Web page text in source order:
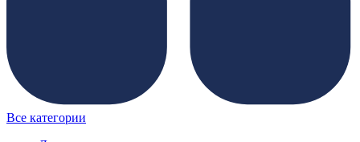
Все категории